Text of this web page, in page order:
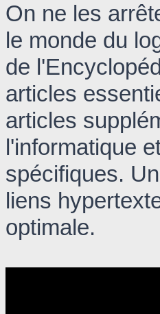
On ne les
le monde du
de
articles
articles
l'informatique
spécifiques.
liens
optimale.